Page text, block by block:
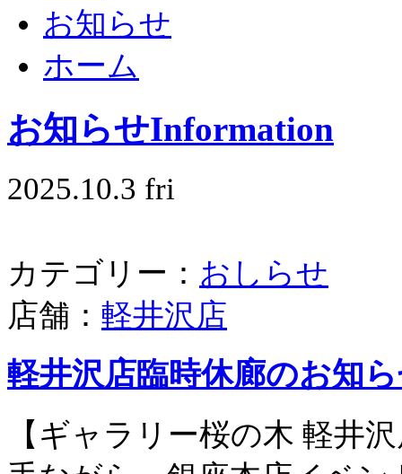
お知らせ
ホーム
お知らせInformation
2025.10.3 fri
カテゴリー： おしらせ
店舗： 軽井沢店
軽井沢店臨時休廊のお知
【ギャラリー桜の木 軽井